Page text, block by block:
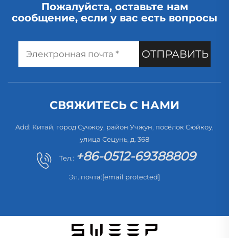
Пожалуйста, оставьте нам
сообщение, если у вас есть вопросы
ОТПРАВИТЬ
СВЯЖИТЕСЬ С НАМИ
Add: Китай, город Сучжоу, район Учжун, посёлок Сюйкоу,
улица Сецунь, д. 368
Тел.: +86-0512-69388809
Эл. почта:[email protected]